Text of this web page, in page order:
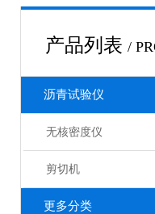
产品列表 /
沥青试验仪
无核密度仪
剪切机
更多分类